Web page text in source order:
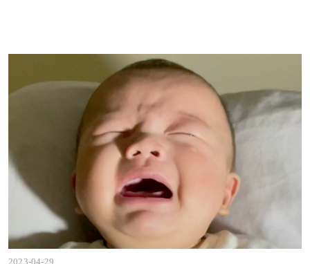
2023-04-29